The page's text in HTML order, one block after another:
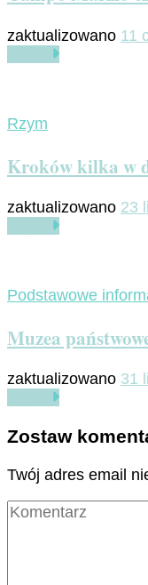
zaktualizowano 11
Rzym
Kroków kilka w
zaktualizowano 23
Podstawowe
Muzea
zaktualizowano 31
Zostaw
Twój adres email